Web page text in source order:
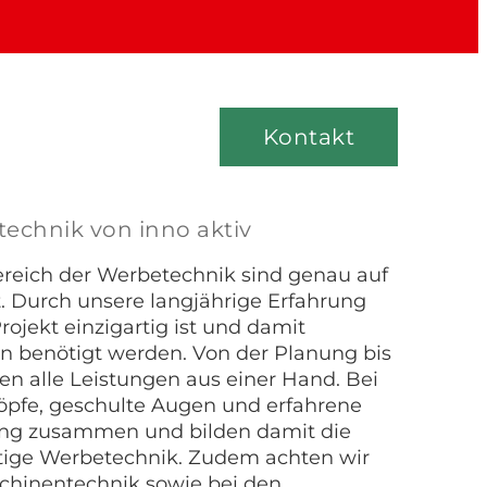
Kontakt
von inno aktiv
der Werbetechnik sind genau auf
Durch unsere langjährige Erfahrung
einzigartig ist und damit
benötigt werden. Von der Planung bis
alle Leistungen aus einer Hand. Bei
geschulte Augen und erfahrene
zusammen und bilden damit die
Werbetechnik. Zudem achten wir